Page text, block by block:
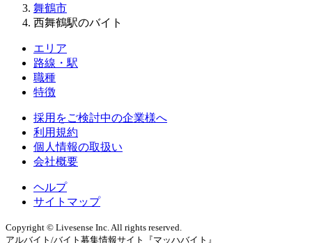
舞鶴市
西舞鶴駅のバイト
エリア
路線・駅
職種
特徴
採用をご検討中の企業様へ
利用規約
個人情報の取扱い
会社概要
ヘルプ
サイトマップ
Copyright © Livesense Inc. All rights reserved.
アルバイト/バイト募集情報サイト『マッハバイト』